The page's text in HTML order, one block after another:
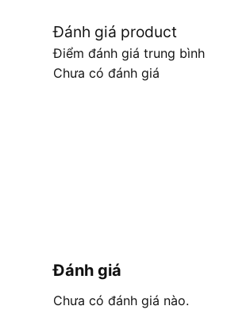
Đánh giá product
Điểm đánh giá trung bình
Chưa có đánh giá
Đánh giá
Chưa có đánh giá nào.